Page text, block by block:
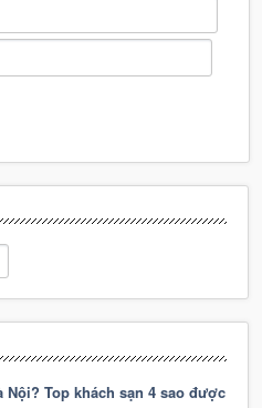
Nội? Top khách sạn 4 sao được